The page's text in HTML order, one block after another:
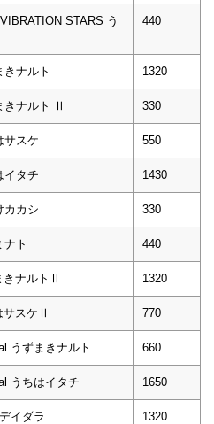
STARS う
440
ナルト 1320
きナルト Ⅱ 330
サスケ 550
イタチ 1430
カカシ 330
ト 440
きナルトⅡ 1320
サスケⅡ 770
うずまきナルト 660
うちはイタチ 1650
イダラ 1320